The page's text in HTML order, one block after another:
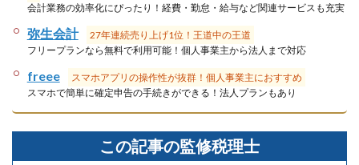
会計業務の効率化にぴったり！経費・勤怠・給与など関連サービスも充実
弥生会計
27年連続売り上げ1位！王道中の王道
フリープランなら無料で利用可能！個人事業主から法人まで対応
freee
スマホアプリの操作性が抜群！個人事業主におすすめ
スマホで簡単に確定申告の手続きができる！法人プランもあり
この記事の監修税理士